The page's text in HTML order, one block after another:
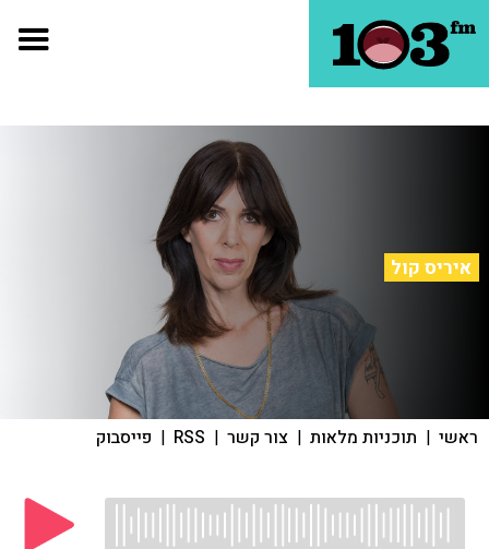
איריס קול
ראשי | תוכניות מלאות | צור קשר |
RSS
| פייסבוק